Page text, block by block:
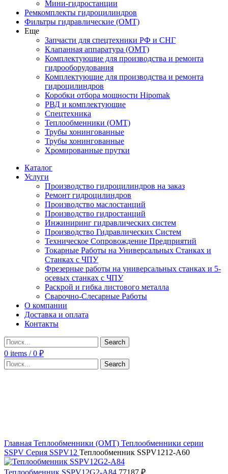
Мини-гидростанции
Ремкомплекты гидроцилиндров
Фильтры гидравлические (OMT)
Еще
Запчасти для спецтехники РФ и СНГ
Клапанная аппаратура (OMT)
Комплектующие для производства и ремонта
гидрооборудования
Комплектующие для производства и ремонта
гидроцилиндров
Коробки отбора мощности Hipomak
РВД и комплектующие
Спецтехника
Теплообменники (OMT)
Трубы хонингованные
Трубы хонингованные
Хромированные прутки
Каталог
Услуги
Производство гидроцилиндров на заказ
Ремонт гидроцилиндров
Производство маслостанций
Производство гидростанций
Инжиниринг гидравлических систем
Производство Гидравлических Систем
Техническое Сопровождение Предприятий
Токарные Работы на Универсальных Станках и
Станках с ЧПУ
Фрезерные работы на универсальных станках и 5-
осевых станках с ЧПУ
Раскрой и гибка листового металла
Сварочно-Слесарные Работы
О компании
Доставка и оплата
Контакты
Search
0 items / 0 ₽
Search
Главная Теплообменники (OMT) Теплообменники серии
SSPV Серия SSPV12 Теплообменник SSPV1212-A60
Теплообменник SSPV12G2-A84 77187 ₽